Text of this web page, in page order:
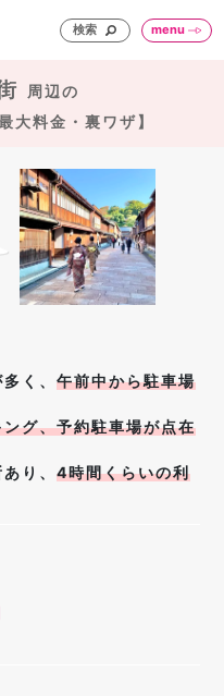
検索 menu
周辺の
大料金・裏ワザ】
多く、午前中から駐車場
グ、予約駐車場が点在
あり、4時間くらいの利